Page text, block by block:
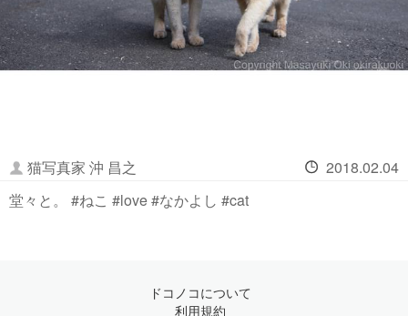
猫写真家 沖 昌之
2018.02.04
堂々と。 #ねこ #love #なかよし #cat
ドコノコについて
利用規約